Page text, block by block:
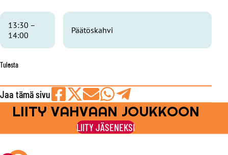
13:30 –
14:00
Päätöskahvi
Tulosta
Jaa tämä sivu
Jaa
Facebookissa
Jaa
viestipalvelu
X:ssä
Jaa
sähköpostilla
Jaa
WhatsAppilla
Jaa
Telegramilla
LIITY VAHVAAN JOUKKOON
LIITY JÄSENEKSI